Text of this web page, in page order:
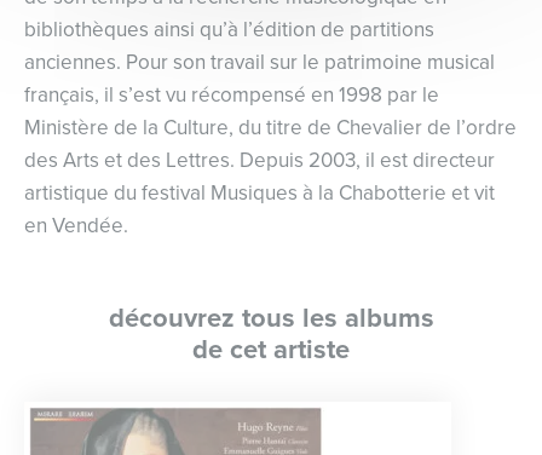
bibliothèques ainsi qu’à l’édition de partitions
anciennes. Pour son travail sur le patrimoine musical
français, il s’est vu récompensé en 1998 par le
Ministère de la Culture, du titre de Chevalier de l’ordre
des Arts et des Lettres. Depuis 2003, il est directeur
artistique du festival Musiques à la Chabotterie et vit
en Vendée.
découvrez tous les albums
de cet artiste